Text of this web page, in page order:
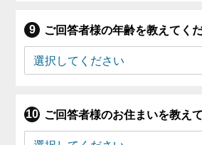
ご回答者様の年齢を教えてくだ
ご回答者様のお住まいを教え